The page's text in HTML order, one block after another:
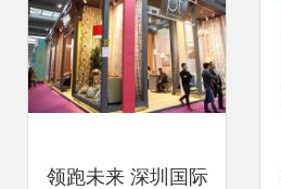
领跑未来 深圳国际